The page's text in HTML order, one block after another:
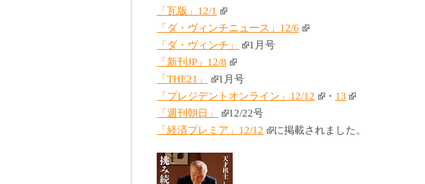
「瓦版」12/1
「ダ・ヴィンチニュース」12/6
「ダ・ヴィンチ」
1月号
「新刊JP」12/8
「THE21」
1月号
「プレジデントオンライン」12/12
・ 13
「週刊朝日」
12/22号
「経済プレミア」12/12
に掲載されました。